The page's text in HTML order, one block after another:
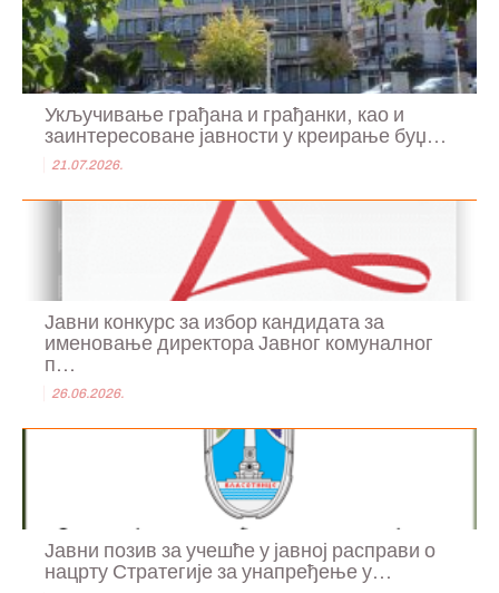
Укључивање грађана и грађанки, као и
заинтересоване јавности у креирање буџ...
21.07.2026.
Јавни конкурс за избор кандидата за
именовање директора Јавног комуналног
п...
26.06.2026.
Јавни позив за учешће у јавној расправи о
нацрту Стратегије за унапређење у...